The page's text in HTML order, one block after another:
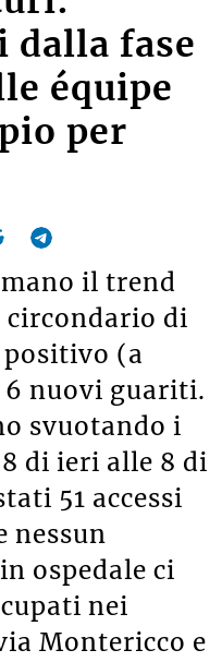
dalla fase
équipe
per
il trend
circondario di
(a
6 nuovi guariti.
svuotando i
di ieri alle 8 di
51 accessi
nessun
ospedale ci
nei
Montericco e